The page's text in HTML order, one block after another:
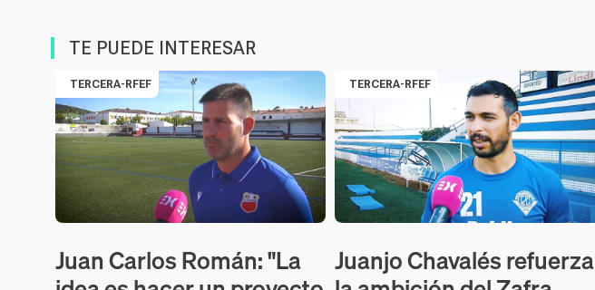
TE PUEDE INTERESAR
TERCERA-RFEF
Juan Carlos Román: "La
TERCERA-RFEF
Juanjo Chavalés refuerza